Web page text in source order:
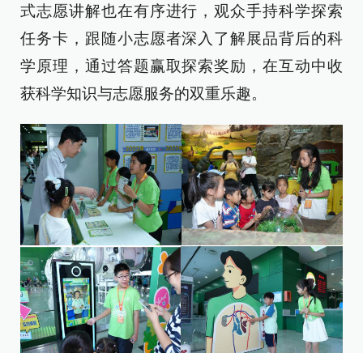
式志愿讲解也在有序进行，观众手持科学探索
任务卡，跟随小志愿者深入了解展品背后的科
学原理，通过答题赢取探索奖励，在互动中收
获科学知识与志愿服务的双重乐趣。